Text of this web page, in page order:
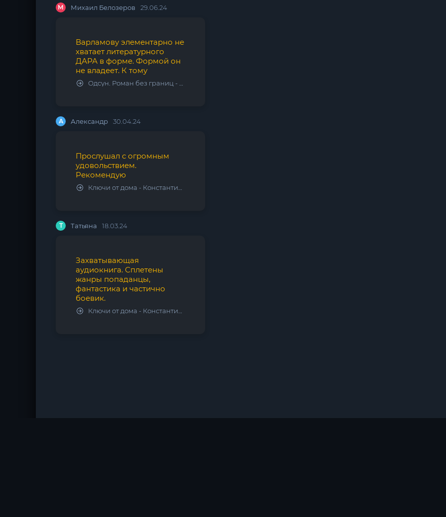
М Михаил Белозеров 29.06.24
Варламову элементарно не
хватает литературного
ДАРА в форме. Формой он
не владеет. К тому
Одсун. Роман без границ - Алексей Варламов
А Александр 30.04.24
Прослушал с огромным
удовольствием.
Рекомендую
Ключи от дома - Константин Калбазов
Т Татьяна 18.03.24
Захватывающая
аудиокнига. Сплетены
жанры попаданцы,
фантастика и частично
боевик.
Ключи от дома - Константин Калбазов